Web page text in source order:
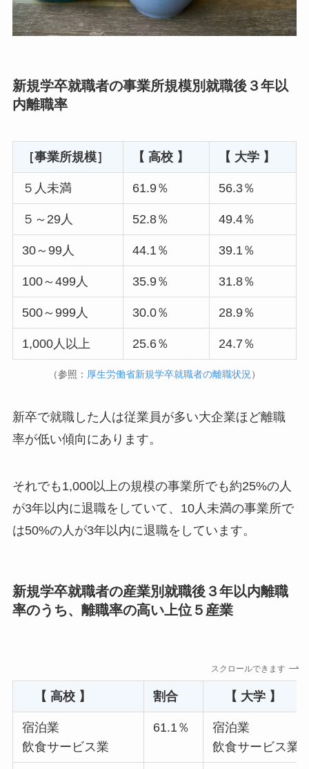
新規学卒就職者の事業所規模別就職後３年以
内離職率
［事業所規模］ 【 高校 】 【 大学 】
５人未満 61.9％ 56.3％
５～29人 52.8％ 49.4％
30～99人 44.1％ 39.1％
100～499人 35.9％ 31.8％
500～999人 30.0％ 28.9％
1,000人以上 25.6％ 24.7％
（参照： 厚生労働省新規学卒就職者の離職状況 ）
新卒で就職した人は従業員が多い大企業ほど離職
率が低い傾向にあります。
それでも1,000以上の規模の事業所でも約25%の人
が3年以内に退職をしていて、10人未満の事業所で
は50%の人が3年以内に退職をしています。
新規学卒就職者の産業別就職後３年以内離職
率のうち、離職率の高い上位５産業
スクロールできます
【 高校 】 割合 【 大
宿泊業
飲食サービス業
61.1％
宿泊業
飲食サービス業